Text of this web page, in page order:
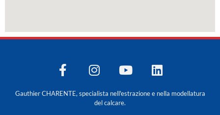
Gauthier CHARENTE, specialista nell'estrazione e nella modellatura
del calcare.